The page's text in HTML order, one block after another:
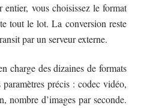
entier, vous choisissez le format
tout le lot. La conversion reste
par un serveur externe.
charge des dizaines de formats
paramètres précis : codec vidéo,
nombre d’images par seconde.